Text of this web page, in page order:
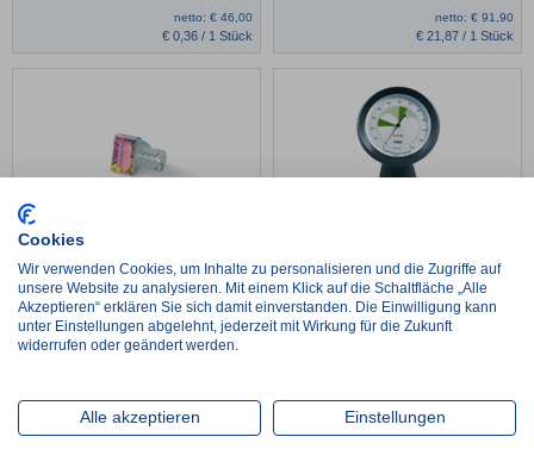
netto: € 46,00
€ 0,36 / 1 Stück
netto: € 91,90
€ 21,87 / 1 Stück
€89,30*
netto:€75,04
€123,70*
Cookies
Wir verwenden Cookies, um Inhalte zu personalisieren und die Zugriffe auf
unsere Website zu analysieren. Mit einem Klick auf die Schaltfläche „Alle
Akzeptieren“ erklären Sie sich damit einverstanden. Die Einwilligung kann
unter Einstellungen abgelehnt, jederzeit mit Wirkung für die Zukunft
widerrufen oder geändert werden.
Alle akzeptieren Einstellungen